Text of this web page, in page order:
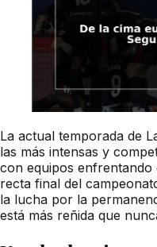
La actual temporada de
las más intensas y
con equipos enfrentando
recta final del
la lucha por la
está más reñida que